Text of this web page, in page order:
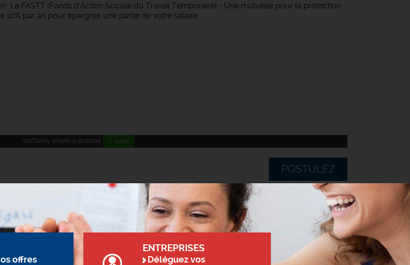
: Le FASTT (Fonds d'Action Sociale du Travail Temporaire) - Une mutuelle pour la protection
par an pour épargner une partie de votre salaire.
AddToAny (share) is disabled. ✓ Allow
POSTULEZ
offres
ENTREPRISES
Déléguez vos